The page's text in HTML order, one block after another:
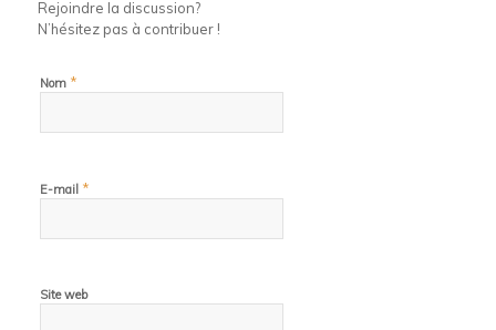
Rejoindre la discussion?
N’hésitez pas à contribuer !
Nom *
E-mail *
Site web